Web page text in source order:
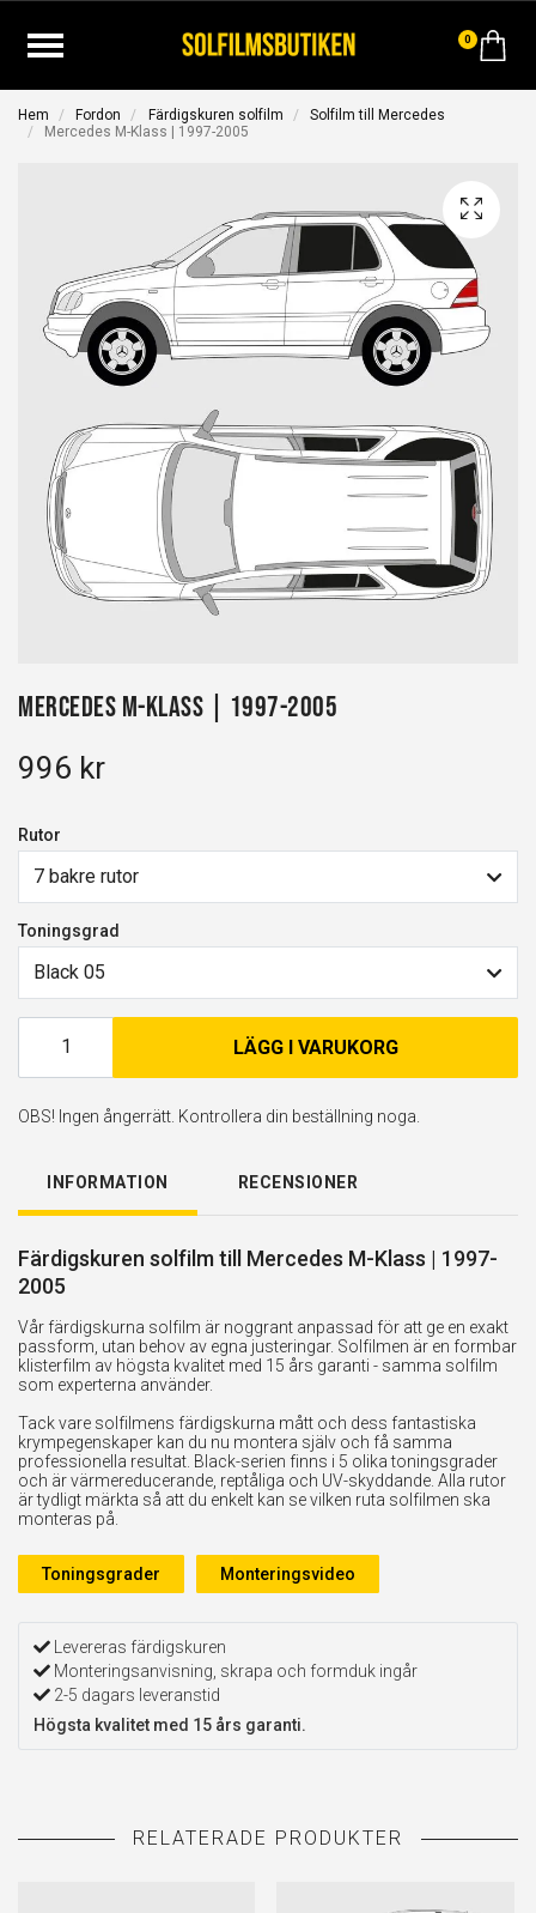
0
Hem Fordon Färdigskuren solfilm
Solfilm till Mercedes
Mercedes M-Klass | 1997-2005
Mercedes M-Klass | 1997-2005
996 kr
Rutor
7 bakre rutor
Toningsgrad
Black 05
LÄGG I VARUKORG
OBS! Ingen ångerrätt. Kontrollera din beställning noga.
INFORMATION RECENSIONER
Färdigskuren solfilm till Mercedes M-Klass | 1997-
2005
Vår färdigskurna solfilm är noggrant anpassad för att ge en exakt
passform, utan behov av egna justeringar. Solfilmen är en formbar
klisterfilm av högsta kvalitet med 15 års garanti - samma solfilm
som experterna använder.
Tack vare solfilmens färdigskurna mått och dess fantastiska
krympegenskaper kan du nu montera själv och få samma
professionella resultat. Black-serien finns i 5 olika toningsgrader
och är värmereducerande, reptåliga och UV-skyddande. Alla rutor
är tydligt märkta så att du enkelt kan se vilken ruta solfilmen ska
monteras på.
Toningsgrader Monteringsvideo
Levereras färdigskuren
Monteringsanvisning, skrapa och formduk ingår
2-5 dagars leveranstid
Högsta kvalitet med 15 års garanti.